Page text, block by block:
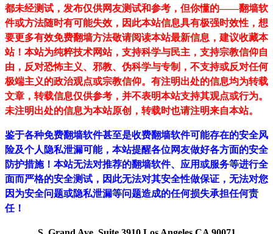
都未经测试，发布仅供网友测试和参考，但你懂的——翻墙软
件或方法随时有可能失效，因此本站信息具有极强时效性，想
要更多有效免费翻墙方法敬请阅读本站最新信息，建议收藏本
站！ 本站为纯粹技术网站，支持科学与民主，支持宗教信仰自
由，反对恐怖主义、邪教、伪科学与专制，不支持或反对任何
极端主义的政治观点或宗教信仰。有注明出处的信息均为转载
文章，转载信息仅供参考，并不表明本站支持其观点或行为。
未注明出处的信息为本站原创，转载时也请注明来自本站。
鉴于各种免费翻墙软件甚至是收费翻墙软件可能存在的安全风
险及个人隐私泄漏可能，本站提醒各位网友做好各方面的安全
防护措施！本站无法对推荐的翻墙软件、应用或服务等进行全
面而严格的安全测试，因此无法对其安全性做保证，无法对您
因为安全问题或隐私泄漏等问题造成的任何损失承担任何责
任！